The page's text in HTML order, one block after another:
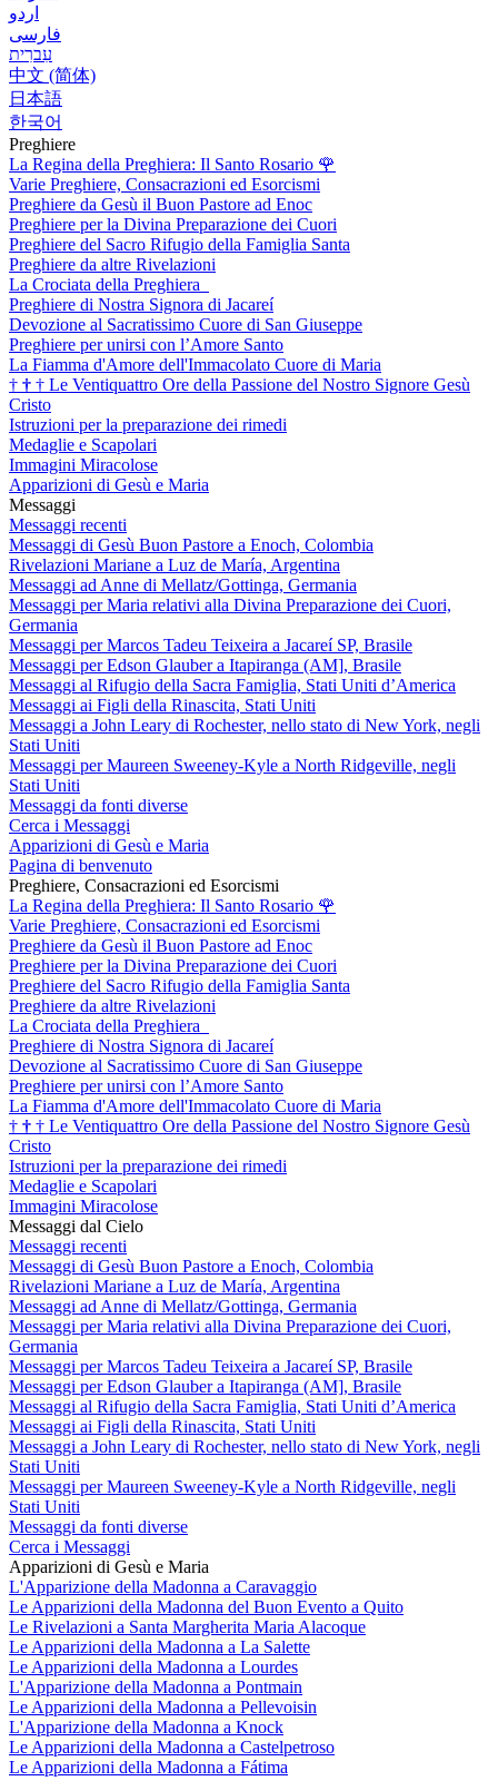
اردو
فارسی
עִברִית
中文 (简体)
日本語
한국어
Preghiere
La Regina della Preghiera: Il Santo Rosario 🌹
Varie Preghiere, Consacrazioni ed Esorcismi
Preghiere da Gesù il Buon Pastore ad Enoc
Preghiere per la Divina Preparazione dei Cuori
Preghiere del Sacro Rifugio della Famiglia Santa
Preghiere da altre Rivelazioni
La Crociata della Preghiera
Preghiere di Nostra Signora di Jacareí
Devozione al Sacratissimo Cuore di San Giuseppe
Preghiere per unirsi con l’Amore Santo
La Fiamma d'Amore dell'Immacolato Cuore di Maria
† † † Le Ventiquattro Ore della Passione del Nostro Signore Gesù
Cristo
Istruzioni per la preparazione dei rimedi
Medaglie e Scapolari
Immagini Miracolose
Apparizioni di Gesù e Maria
Messaggi
Messaggi recenti
Messaggi di Gesù Buon Pastore a Enoch, Colombia
Rivelazioni Mariane a Luz de María, Argentina
Messaggi ad Anne di Mellatz/Gottinga, Germania
Messaggi per Maria relativi alla Divina Preparazione dei Cuori,
Germania
Messaggi per Marcos Tadeu Teixeira a Jacareí SP, Brasile
Messaggi per Edson Glauber a Itapiranga (AM], Brasile
Messaggi al Rifugio della Sacra Famiglia, Stati Uniti d’America
Messaggi ai Figli della Rinascita, Stati Uniti
Messaggi a John Leary di Rochester, nello stato di New York, negli
Stati Uniti
Messaggi per Maureen Sweeney-Kyle a North Ridgeville, negli
Stati Uniti
Messaggi da fonti diverse
Cerca i Messaggi
Apparizioni di Gesù e Maria
Pagina di benvenuto
Preghiere, Consacrazioni ed Esorcismi
La Regina della Preghiera: Il Santo Rosario 🌹
Varie Preghiere, Consacrazioni ed Esorcismi
Preghiere da Gesù il Buon Pastore ad Enoc
Preghiere per la Divina Preparazione dei Cuori
Preghiere del Sacro Rifugio della Famiglia Santa
Preghiere da altre Rivelazioni
La Crociata della Preghiera
Preghiere di Nostra Signora di Jacareí
Devozione al Sacratissimo Cuore di San Giuseppe
Preghiere per unirsi con l’Amore Santo
La Fiamma d'Amore dell'Immacolato Cuore di Maria
† † † Le Ventiquattro Ore della Passione del Nostro Signore Gesù
Cristo
Istruzioni per la preparazione dei rimedi
Medaglie e Scapolari
Immagini Miracolose
Messaggi dal Cielo
Messaggi recenti
Messaggi di Gesù Buon Pastore a Enoch, Colombia
Rivelazioni Mariane a Luz de María, Argentina
Messaggi ad Anne di Mellatz/Gottinga, Germania
Messaggi per Maria relativi alla Divina Preparazione dei Cuori,
Germania
Messaggi per Marcos Tadeu Teixeira a Jacareí SP, Brasile
Messaggi per Edson Glauber a Itapiranga (AM], Brasile
Messaggi al Rifugio della Sacra Famiglia, Stati Uniti d’America
Messaggi ai Figli della Rinascita, Stati Uniti
Messaggi a John Leary di Rochester, nello stato di New York, negli
Stati Uniti
Messaggi per Maureen Sweeney-Kyle a North Ridgeville, negli
Stati Uniti
Messaggi da fonti diverse
Cerca i Messaggi
Apparizioni di Gesù e Maria
L'Apparizione della Madonna a Caravaggio
Le Apparizioni della Madonna del Buon Evento a Quito
Le Rivelazioni a Santa Margherita Maria Alacoque
Le Apparizioni della Madonna a La Salette
Le Apparizioni della Madonna a Lourdes
L'Apparizione della Madonna a Pontmain
Le Apparizioni della Madonna a Pellevoisin
L'Apparizione della Madonna a Knock
Le Apparizioni della Madonna a Castelpetroso
Le Apparizioni della Madonna a Fátima